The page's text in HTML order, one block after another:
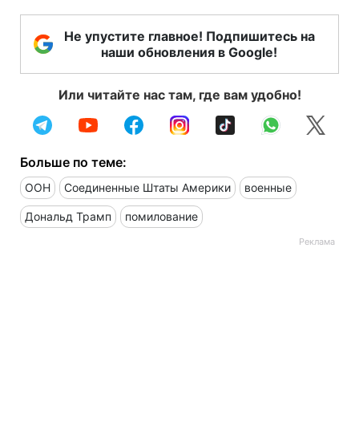
Не упустите главное! Подпишитесь на
наши обновления в Google!
Или читайте нас там, где вам удобно!
Больше по теме:
ООН Соединенные Штаты Америки военные
Дональд Трамп помилование